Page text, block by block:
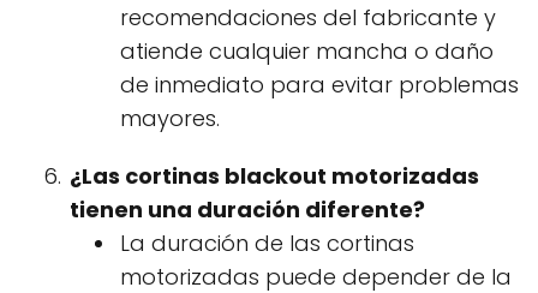
recomendaciones del fabricante y
atiende cualquier mancha o daño
de inmediato para evitar problemas
mayores.
¿Las cortinas blackout motorizadas
tienen una duración diferente?
La duración de las cortinas
motorizadas puede depender de la